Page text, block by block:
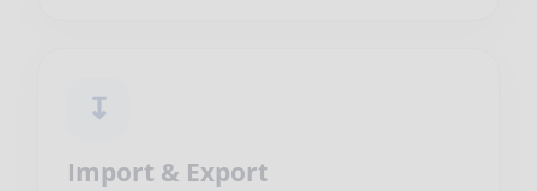
↧
Import & Export